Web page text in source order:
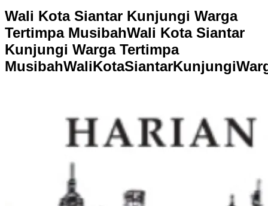
Wali Kota Siantar Kunjungi Warga
Tertimpa MusibahWali Kota Siantar
Kunjungi Warga Tertimpa
MusibahWaliKotaSiantarKunjungiWar